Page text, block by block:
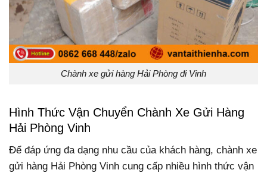
Chành xe gửi hàng Hải Phòng đi Vinh
Hình Thức Vận Chuyển Chành Xe Gửi Hàng
Hải Phòng Vinh
Để đáp ứng đa dạng nhu cầu của khách hàng, chành xe
gửi hàng Hải Phòng Vinh cung cấp nhiều hình thức vận